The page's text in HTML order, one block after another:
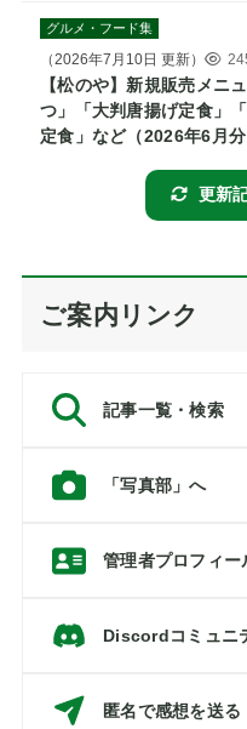
グルメ・フード集
（2026年7月10日 更新）
【松のや】新規販売メニ
つ」「大判唐揚げ定食」
定食」など（2026年6月分
更新
ご案内リンク
記事一覧・検索
「写真部」へ
管理者プロフィー
Discordコミュニ
匿名で感想を送る